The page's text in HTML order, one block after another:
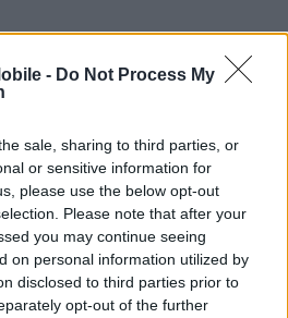
- Do Not Process My
sale, sharing to third parties, or
or sensitive information for
please use the below opt-out
Please note that after your
you may continue seeing
on personal information utilized by
disclosed to third parties prior to
opt-out of the further